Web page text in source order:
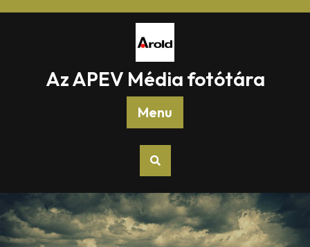
Az APEV Média fotótára
Menu